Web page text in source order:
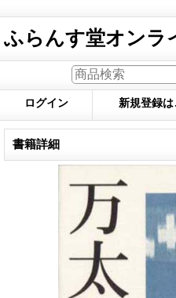
ふらんす堂オンラ
ログイン 新規登録は
書籍詳細